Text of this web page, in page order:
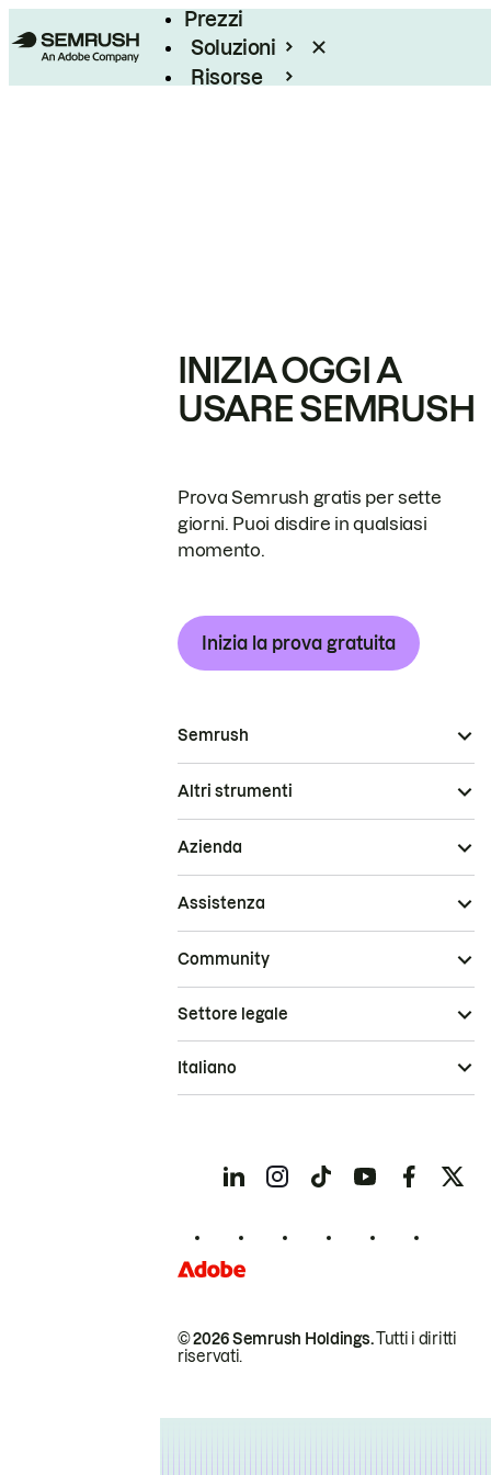
Prezzi
Soluzioni
Risorse
INIZIA OGGI A
USARE SEMRUSH
Prova Semrush gratis per sette
giorni. Puoi disdire in qualsiasi
momento.
Inizia la prova gratuita
Semrush
Altri strumenti
Azienda
Assistenza
Community
© 2026 Semrush Holdings.Tutti i diritti
riservati.
Settore legale
Italiano